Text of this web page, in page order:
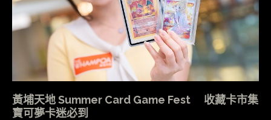
黃埔天地 Summer Card Game Fest 收藏卡市集
寶可夢卡迷必到